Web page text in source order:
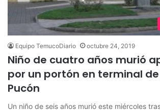
Equipo TemucoDiario octubre 24, 2019
Niño de cuatro años murió
por un portón en terminal
Pucón
Un niño de seis años murió este miércoles